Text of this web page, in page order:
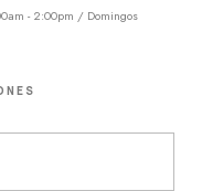
- 2:00pm / Domingos